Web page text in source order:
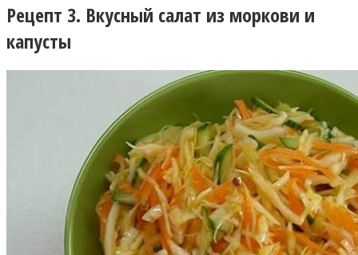
Рецепт 3. Вкусный салат из моркови и
капусты